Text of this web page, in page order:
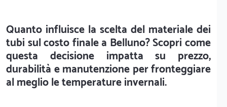
Quanto influisce la scelta del materiale dei
tubi sul costo finale a Belluno? Scopri come
questa decisione impatta su prezzo,
durabilità e manutenzione per fronteggiare
al meglio le temperature invernali.